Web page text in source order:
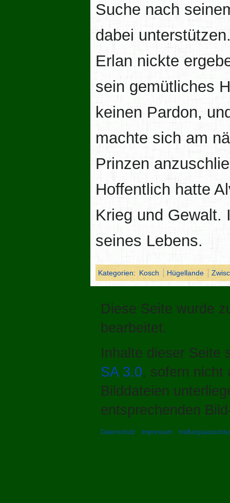
Suche nach
dabei
Erlan nickte
sein gemütliches
keinen Pardon,
machte sich am
Prinzen
Hoffentlich hatte
Krieg und Gewalt.
seines Lebens.
Kategorien: Kosch Hügellande
Diese Seite wurde
bearbeitet.
Inhalte dieser Seite
SA 3.0, sofern nicht
Bilddateien
entsprechenden
Datenschutz Impressum